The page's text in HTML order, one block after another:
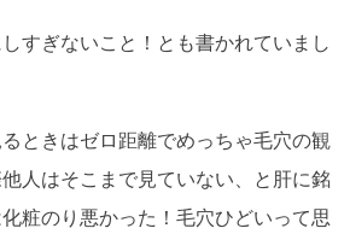
すぎないこと！とも書かれていまし
ときはゼロ距離でめっちゃ毛穴の観
人はそこまで見ていない、と肝に銘
粧のり悪かった！毛穴ひどいって思